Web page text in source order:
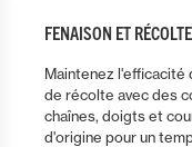
FENAISON ET RÉCOLTE
Maintenez l'efficacité
de récolte avec des
chaînes, doigts et
d'origine pour un